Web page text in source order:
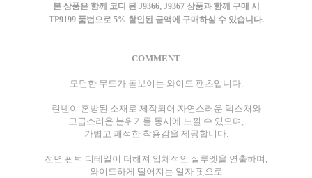
본 상품은 함께 코디 된 J9366, J9367 상품과 함께 구매 시
TP9199 품번으로 5% 할인된 금액에 구매하실 수 있습니다.
COMMENT
모던한 무드가 돋보이는 와이드 팬츠입니다.
린넨이 혼방된 소재로 제작되어 자연스러운 텍스처와
고급스러운 분위기를 동시에 느낄 수 있으며,
가볍고 쾌적한 착용감을 제공합니다.
전면 핀턱 디테일이 더해져 입체적인 실루엣을 연출하며,
와이드하게 떨어지는 일자 핏으로